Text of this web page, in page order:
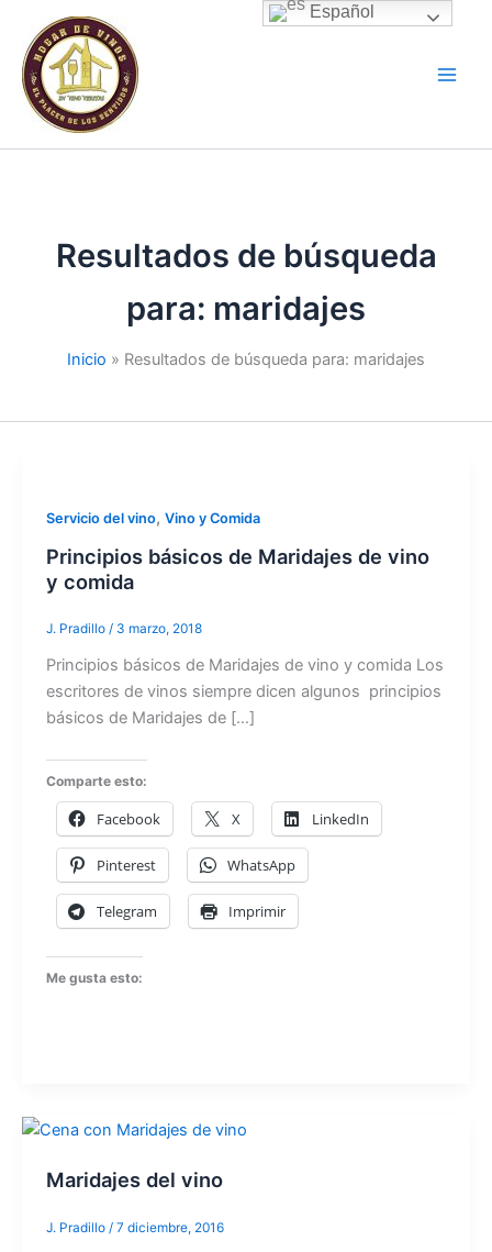
contenido
Resultados de búsqueda
para: maridajes
Inicio Resultados de búsqueda para: maridajes
Servicio del vino, Vino y Comida
Principios básicos de Maridajes de vino
y comida
J. Pradillo / 3 marzo, 2018
Principios básicos de Maridajes de vino y comida Los
escritores de vinos siempre dicen algunos principios
básicos de Maridajes de […]
Comparte esto:
Facebook X LinkedIn
Pinterest WhatsApp
Telegram Imprimir
Me gusta esto:
Maridajes del vino
J. Pradillo / 7 diciembre, 2016
Español